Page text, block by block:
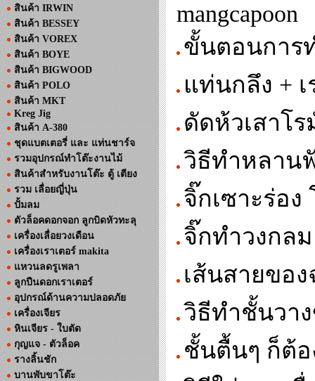
สินค้า IRWIN
สินค้า BESSEY
สินค้า VOREX
สินค้า BOYE
สินค้า BIGWOOD
สินค้า POLO
สินค้า MKT
Kreg Jig
สินค้า A-380
ชุดแบตเตอรี่ และ แท่นชาร์จ
รวมอุปกรณ์ทำโต๊ะงานไม้
สินค้าสำหรับงานโต๊ะ ตู้ เตียง
รวม เลื่อยญี่ปุ่น
ปั้มลม
ตัวล็อคดอกจอก ลูกบิดหัวทะลุ
เครื่องเลื่อยวงเดือน
เครื่องเราเตอร์ makita
แหวนลดรูเพลา
ลูกปืนดอกเราเตอร์
อุปกรณ์ด้านความปลอดภัย
เครื่องเจียร
หินเจียร - ใบตัด
กุญแจ - ตัวล็อค
รางลิ้นชัก
บานพับขาโต๊ะ
mangcapoon
ขั้นตอนการ
แท่นกลึง +
ดัดห้วเสาโ
วิธีทําหลาน
จิ๊กเซาะร่อง
จิ๊กทําวงกล
เส้นสายขอ
วิธีทําชั้นวา
ชั้นตื้นๆ ก็ต้